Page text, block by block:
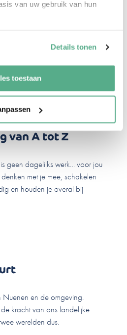
van uw gebruik van hun
Details tonen
toestaan
in jouw belang
voor de bank. We vergelijken
van A tot Z
geen dagelijks werk… voor jou
met je mee, schakelen
en houden je overal bij
Nuenen en de omgeving.
kracht van ons landelijke
werelden dus.